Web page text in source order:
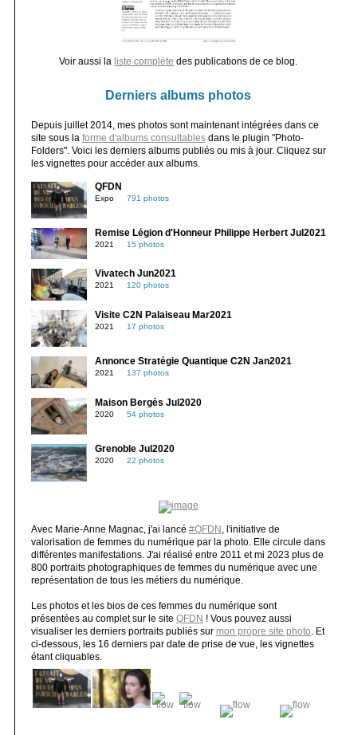
Voir aussi la liste complète des publications de ce blog.
Derniers albums photos
Depuis juillet 2014, mes photos sont maintenant intégrées dans ce
site sous la forme d'albums consultablesdans le plugin "Photo-
Folders". Voici les derniers albums publiés ou mis à jour. Cliquez sur
les vignettes pour accéder aux albums.
QFDN
Expo 791 photos
Remise Légion d'Honneur Philippe Herbert Jul2021
2021 15 photos
Vivatech Jun2021
2021 120 photos
Visite C2N Palaiseau Mar2021
2021 17 photos
Annonce Stratégie Quantique C2N Jan2021
2021 137 photos
Maison Bergès Jul2020
2020 54 photos
Grenoble Jul2020
2020 22 photos
Avec Marie-Anne Magnac, j'ai lancé #QFDN
, l'initiative de
valorisation de femmes du numérique par la photo. Elle circule dans
différentes manifestations. J'ai réalisé entre 2011 et mi 2023 plus de
800 portraits photographiques de femmes du numérique avec une
représentation de tous les métiers du numérique.
Les photos et les bios de ces femmes du numérique sont
présentées au complet sur le site QFDN ! Vous pouvez aussi
visualiser les derniers portraits publiés sur mon propre site photo . Et
ci-dessous, les 16 derniers par date de prise de vue, les vignettes
étant cliquables.